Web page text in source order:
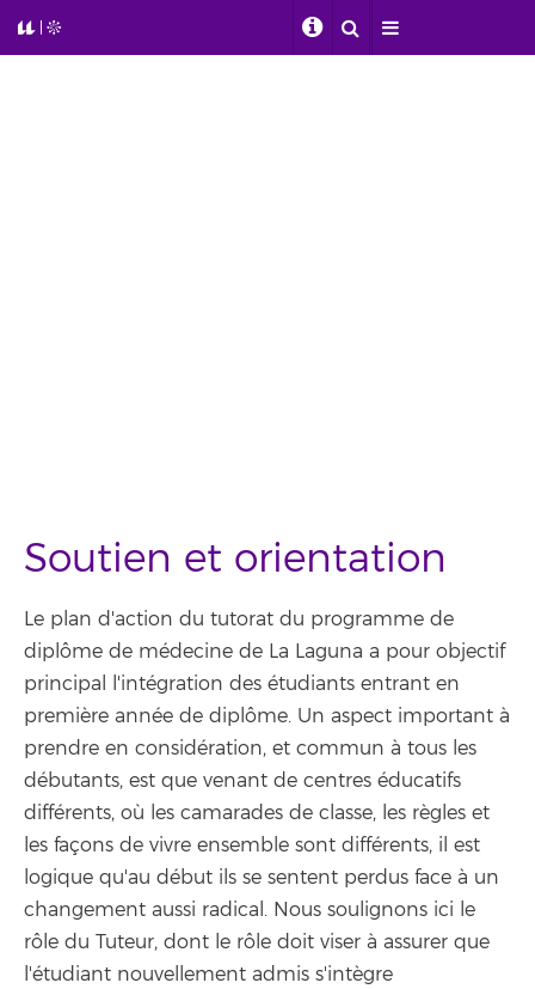
Soutien et orientation
Le plan d'action du tutorat du programme de
diplôme de médecine de La Laguna a pour objectif
principal l'intégration des étudiants entrant en
première année de diplôme. Un aspect important à
prendre en considération, et commun à tous les
débutants, est que venant de centres éducatifs
différents, où les camarades de classe, les règles et
les façons de vivre ensemble sont différents, il est
logique qu'au début ils se sentent perdus face à un
changement aussi radical. Nous soulignons ici le
rôle du Tuteur, dont le rôle doit viser à assurer que
l'étudiant nouvellement admis s'intègre